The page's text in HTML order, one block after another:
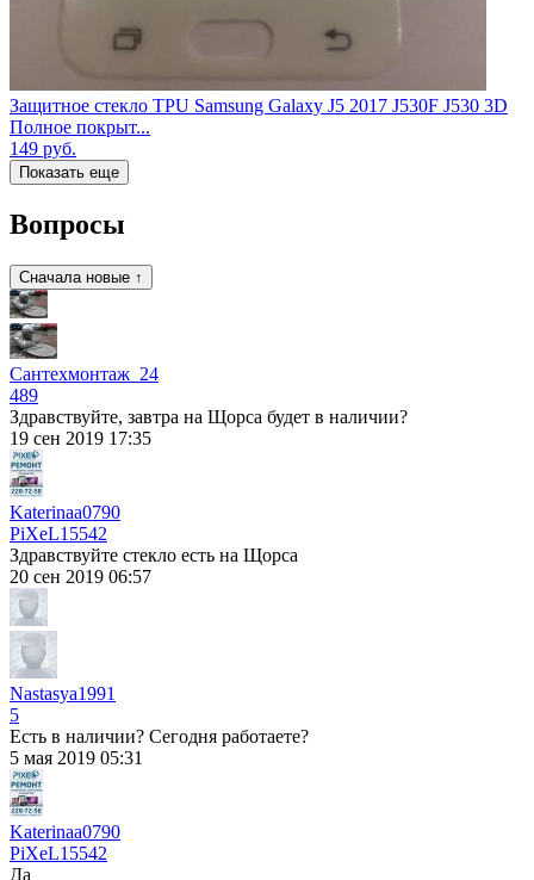
Защитное стекло TPU Samsung Galaxy J5 2017 J530F J530 3D
Полное покрыт...
149 руб.
Показать еще
Вопросы
Сначала новые ↑
Сантехмонтаж_24
489
Здравствуйте, завтра на Щорса будет в наличии?
19 сен 2019 17:35
Katerinaa0790
PiXeL15542
Здравствуйте стекло есть на Щорса
20 сен 2019 06:57
Nastasya1991
5
Есть в наличии? Сегодня работаете?
5 мая 2019 05:31
Katerinaa0790
PiXeL15542
Да